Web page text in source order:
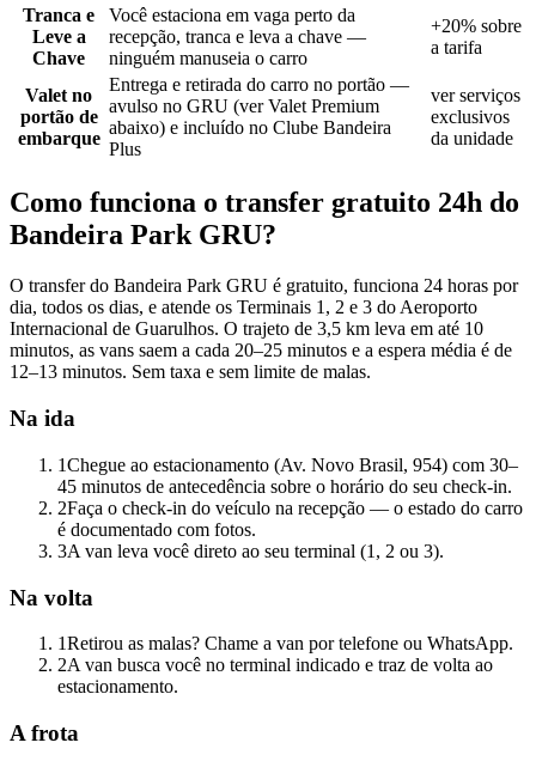
Tranca e
Leve a
Chave
Você estaciona em vaga perto da
recepção, tranca e leva a chave —
ninguém manuseia o carro
+20% sobre
a tarifa
Valet no
portão de
embarque
Entrega e retirada do carro no portão —
avulso no GRU (ver Valet Premium
abaixo) e incluído no Clube Bandeira
Plus
ver serviços
exclusivos
da unidade
Como funciona o transfer gratuito 24h do
Bandeira Park GRU?
O transfer do Bandeira Park GRU é gratuito, funciona 24 horas por
dia, todos os dias, e atende os Terminais 1, 2 e 3 do Aeroporto
Internacional de Guarulhos. O trajeto de 3,5 km leva em até 10
minutos, as vans saem a cada 20–25 minutos e a espera média é de
12–13 minutos. Sem taxa e sem limite de malas.
Na ida
1Chegue ao estacionamento (Av. Novo Brasil, 954) com 30–
45 minutos de antecedência sobre o horário do seu check-in.
2Faça o check-in do veículo na recepção — o estado do carro
é documentado com fotos.
3A van leva você direto ao seu terminal (1, 2 ou 3).
Na volta
1Retirou as malas? Chame a van por telefone ou WhatsApp.
2A van busca você no terminal indicado e traz de volta ao
estacionamento.
A frota